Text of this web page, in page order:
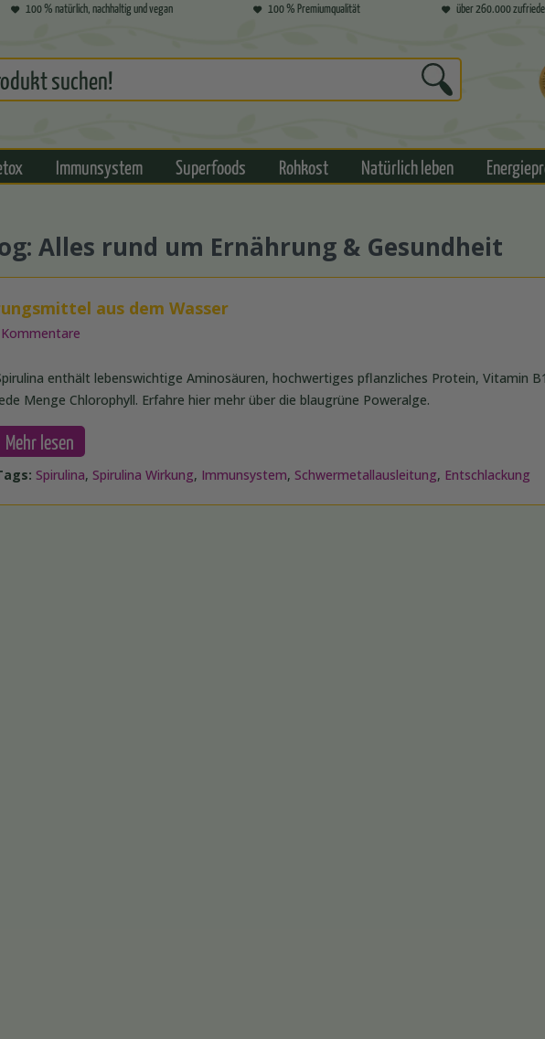
100 % natürlich, nachhaltig und vegan 100 % Premiumqualität über 260.000
Immunsystem Superfoods Rohkost Natürlich leben
Alles rund um Ernährung & Gesundheit
aus dem Wasser
enthält lebenswichtige Aminosäuren, hochwertiges pflanzliches Protein, Vitamin
Menge Chlorophyll. Erfahre hier mehr über die blaugrüne Poweralge.
Mehr lesen
Spirulina,Spirulina Wirkung, Immunsystem,Schwermetallausleitung, Entschlackung